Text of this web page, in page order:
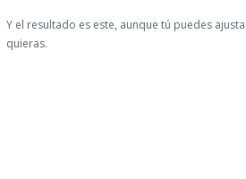
Y el resultado es este, aunque tú puedes
quieras.